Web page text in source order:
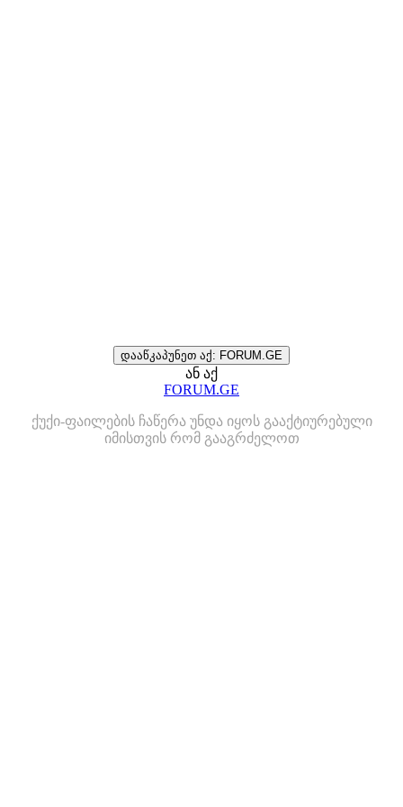
დააწკაპუნეთ აქ: FORUM.GE
ან აქ
FORUM.GE
ქუქი-ფაილების ჩაწერა უნდა იყოს გააქტიურებული
იმისთვის რომ გააგრძელოთ